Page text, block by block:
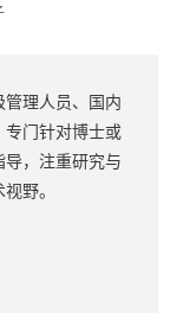
理人员、国内
门针对博士或
，注重研究与
野。